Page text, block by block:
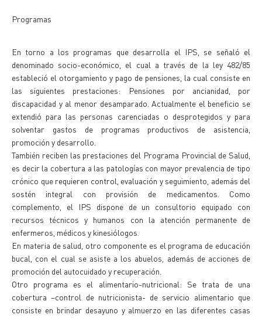
Programas
En torno a los programas que desarrolla el IPS, se señaló el
denominado socio-económico, el cual a través de la ley 482/85
estableció el otorgamiento y pago de pensiones, la cual consiste en
las siguientes prestaciones: Pensiones por ancianidad, por
discapacidad y al menor desamparado. Actualmente el beneficio se
extendió para las personas carenciadas o desprotegidos y para
solventar gastos de programas productivos de asistencia,
promoción y desarrollo.
También reciben las prestaciones del Programa Provincial de Salud,
es decir la cobertura a las patologías con mayor prevalencia de tipo
crónico que requieren control, evaluación y seguimiento, además del
sostén integral con provisión de medicamentos. Como
complemento, el IPS dispone de un consultorio equipado con
recursos técnicos y humanos con la atención permanente de
enfermeros, médicos y kinesiólogos.
En materia de salud, otro componente es el programa de educación
bucal, con el cual se asiste a los abuelos, además de acciones de
promoción del autocuidado y recuperación.
Otro programa es el alimentario-nutricional: Se trata de una
cobertura –control de nutricionista- de servicio alimentario que
consiste en brindar desayuno y almuerzo en las diferentes casas